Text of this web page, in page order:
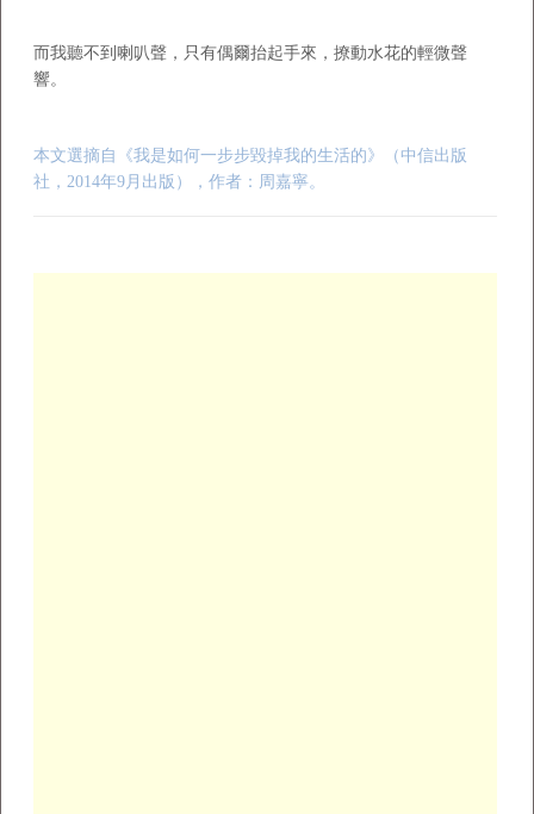
而我聽不到喇叭聲，只有偶爾抬起手來，撩動水花的輕微聲
響。
本文選摘自《我是如何一步步毀掉我的生活的》（中信出版
社，2014年9月出版），作者：周嘉寧。